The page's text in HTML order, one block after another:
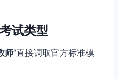
试类型
师”直接调取官方标准模